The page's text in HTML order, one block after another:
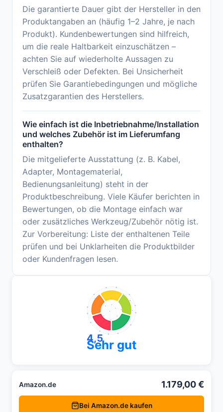
Die garantierte Dauer gibt der Hersteller in den
Produktangaben an (häufig 1–2 Jahre, je nach
Produkt). Kundenbewertungen sind hilfreich,
um die reale Haltbarkeit einzuschätzen –
achten Sie auf wiederholte Aussagen zu
Verschleiß oder Defekten. Bei Unsicherheit
prüfen Sie Garantiebedingungen und mögliche
Zusatzgarantien des Herstellers.
Wie einfach ist die Inbetriebnahme/Installation
und welches Zubehör ist im Lieferumfang
enthalten?
Die mitgelieferte Ausstattung (z. B. Kabel,
Adapter, Montagematerial,
Bedienungsanleitung) steht in der
Produktbeschreibung. Viele Käufer berichten in
Bewertungen, ob die Montage einfach war
oder zusätzliches Werkzeug/Zubehör nötig ist.
Zur Vorbereitung: Liste der enthaltenen Teile
prüfen und bei Unklarheiten die Produktbilder
oder Kundenfragen lesen.
4,5
Sehr gut
Amazon.de 1.179,00 €
Bei Amazon.de kaufen